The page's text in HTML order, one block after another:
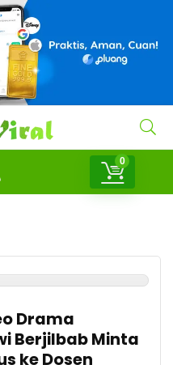
0
Drama
Berjilbab Minta
ke Dosen